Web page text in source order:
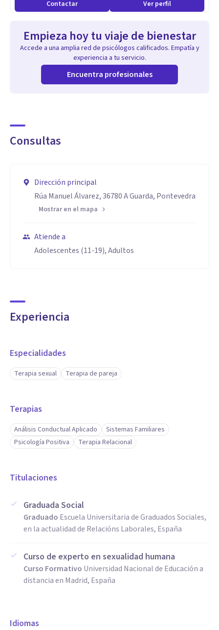
Contactar Ver perfil
Empieza hoy tu viaje de bienestar
Accede a una amplia red de psicólogos calificados. Empatía y
experiencia a tu servicio.
Encuentra profesionales
Consultas
Dirección principal
Rúa Manuel Álvarez, 36780 A Guarda, Pontevedra
Mostrar en el mapa
Atiende a
Adolescentes (11-19), Adultos
Experiencia
Especialidades
Terapia sexual Terapia de pareja
Terapias
Análisis Conductual Aplicado
Sistemas Familiares
Psicología Positiva
Terapia Relacional
Titulaciones
Graduada Social
Graduado Escuela Universitaria de Graduados Sociales,
en la actualidad de Relacións Laborales, España
Curso de experto en sexualidad humana
Curso Formativo Universidad Nacional de Educación a
distancia en Madrid, España
Idiomas